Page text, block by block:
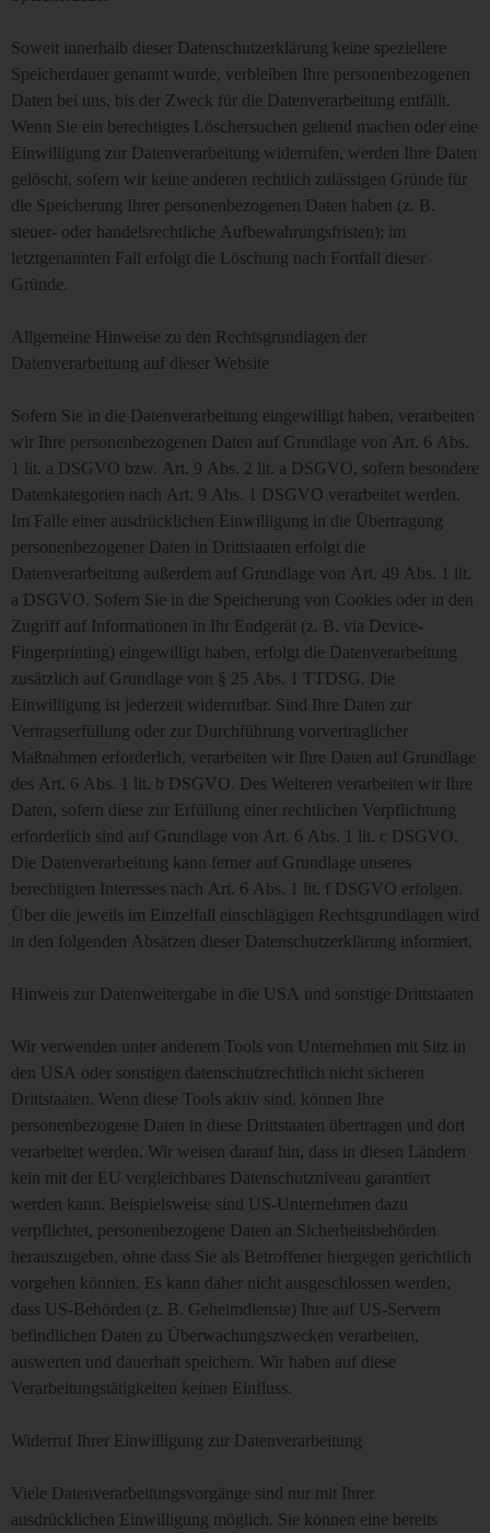
Soweit innerhalb dieser Datenschutzerklärung keine speziellere
Speicherdauer genannt wurde, verbleiben Ihre personenbezogenen
Daten bei uns, bis der Zweck für die Datenverarbeitung entfällt.
Wenn Sie ein berechtigtes Löschersuchen geltend machen oder eine
Einwilligung zur Datenverarbeitung widerrufen, werden Ihre Daten
gelöscht, sofern wir keine anderen rechtlich zulässigen Gründe für
die Speicherung Ihrer personenbezogenen Daten haben (z. B.
steuer- oder handelsrechtliche Aufbewahrungsfristen); im
letztgenannten Fall erfolgt die Löschung nach Fortfall dieser
Gründe.
Allgemeine Hinweise zu den Rechtsgrundlagen der
Datenverarbeitung auf dieser Website
Sofern Sie in die Datenverarbeitung eingewilligt haben, verarbeiten
wir Ihre personenbezogenen Daten auf Grundlage von Art. 6 Abs.
1 lit. a DSGVO bzw. Art. 9 Abs. 2 lit. a DSGVO, sofern besondere
Datenkategorien nach Art. 9 Abs. 1 DSGVO verarbeitet werden.
Im Falle einer ausdrücklichen Einwilligung in die Übertragung
personenbezogener Daten in Drittstaaten erfolgt die
Datenverarbeitung außerdem auf Grundlage von Art. 49 Abs. 1 lit.
a DSGVO. Sofern Sie in die Speicherung von Cookies oder in den
Zugriff auf Informationen in Ihr Endgerät (z. B. via Device-
Fingerprinting) eingewilligt haben, erfolgt die Datenverarbeitung
zusätzlich auf Grundlage von § 25 Abs. 1 TTDSG. Die
Einwilligung ist jederzeit widerrufbar. Sind Ihre Daten zur
Vertragserfüllung oder zur Durchführung vorvertraglicher
Maßnahmen erforderlich, verarbeiten wir Ihre Daten auf Grundlage
des Art. 6 Abs. 1 lit. b DSGVO. Des Weiteren verarbeiten wir Ihre
Daten, sofern diese zur Erfüllung einer rechtlichen Verpflichtung
erforderlich sind auf Grundlage von Art. 6 Abs. 1 lit. c DSGVO.
Die Datenverarbeitung kann ferner auf Grundlage unseres
berechtigten Interesses nach Art. 6 Abs. 1 lit. f DSGVO erfolgen.
Über die jeweils im Einzelfall einschlägigen Rechtsgrundlagen wird
in den folgenden Absätzen dieser Datenschutzerklärung informiert.
Hinweis zur Datenweitergabe in die USA und sonstige Drittstaaten
Wir verwenden unter anderem Tools von Unternehmen mit Sitz in
den USA oder sonstigen datenschutzrechtlich nicht sicheren
Drittstaaten. Wenn diese Tools aktiv sind, können Ihre
personenbezogene Daten in diese Drittstaaten übertragen und dort
verarbeitet werden. Wir weisen darauf hin, dass in diesen Ländern
kein mit der EU vergleichbares Datenschutzniveau garantiert
werden kann. Beispielsweise sind US-Unternehmen dazu
verpflichtet, personenbezogene Daten an Sicherheitsbehörden
herauszugeben, ohne dass Sie als Betroffener hiergegen gerichtlich
vorgehen könnten. Es kann daher nicht ausgeschlossen werden,
dass US-Behörden (z. B. Geheimdienste) Ihre auf US-Servern
befindlichen Daten zu Überwachungszwecken verarbeiten,
auswerten und dauerhaft speichern. Wir haben auf diese
Verarbeitungstätigkeiten keinen Einfluss.
Widerruf Ihrer Einwilligung zur Datenverarbeitung
Viele Datenverarbeitungsvorgänge sind nur mit Ihrer
ausdrücklichen Einwilligung möglich. Sie können eine bereits